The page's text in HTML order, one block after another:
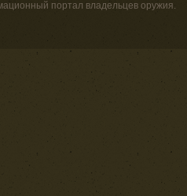
портал владельцев оружия.